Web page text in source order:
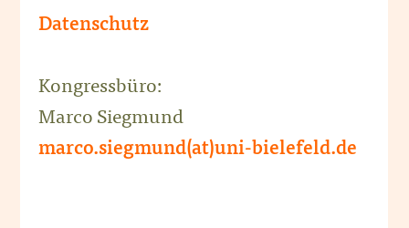
Datenschutz
Kongressbüro:
Marco Siegmund
marco.siegmund(at)uni-bielefeld.de